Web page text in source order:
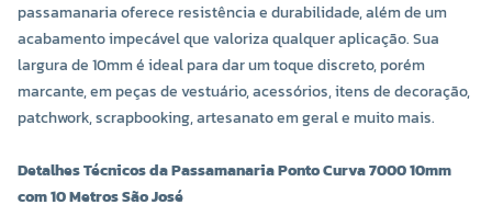
passamanaria oferece resistência e durabilidade, além de um
acabamento impecável que valoriza qualquer aplicação. Sua
largura de 10mm é ideal para dar um toque discreto, porém
marcante, em peças de vestuário, acessórios, itens de decoração,
patchwork, scrapbooking, artesanato em geral e muito mais.
Detalhes Técnicos da Passamanaria Ponto Curva 7000 10mm
com 10 Metros São José